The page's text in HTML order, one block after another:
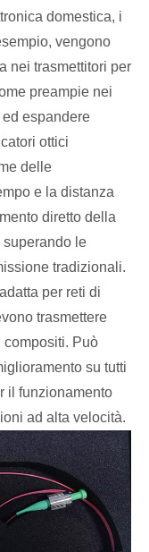
domestica, i
vengono
nei trasmettitori per
preampie nei
espandere
ottici
delle
e la distanza
diretto della
le
tradizionali.
per reti di
trasmettere
Può
su tutti
il funzionamento
ad alta velocità.